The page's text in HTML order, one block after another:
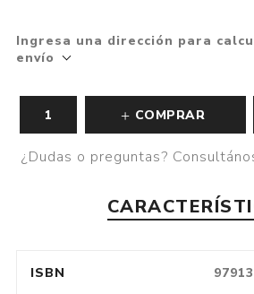
Ingresa una dirección para
envío
COMPRAR
¿Dudas o preguntas?
ISBN